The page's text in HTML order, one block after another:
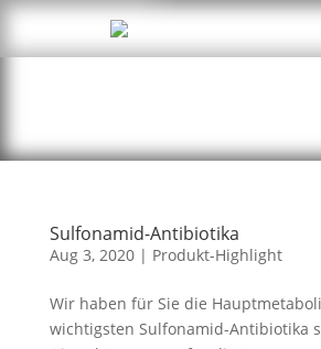
Sulfonamid-Antibiotika
Aug 3, 2020| Produkt-Highlight
Wir haben für Sie die
wichtigsten Sulfonamid-Antibiotika